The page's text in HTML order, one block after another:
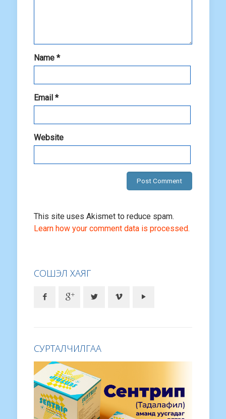
Name *
Email *
Website
This site uses Akismet to reduce spam.
Learn how your comment data is processed.
СОШЭЛ ХАЯГ
СУРТАЛЧИЛГАА